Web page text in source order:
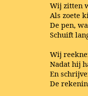
Wij zitten
Als zoete
De pen,
Schuift
Wij
Nadat hij
En
De